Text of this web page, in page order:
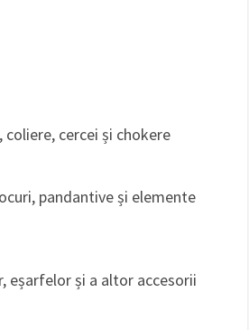
coliere, cercei și chokere
pandantive și elemente
eșarfelor și a altor accesorii